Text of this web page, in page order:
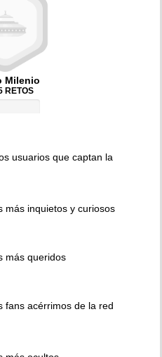
Milenio
RETOS
usuarios que captan la
más inquietos y curiosos
más queridos
fans acérrimos de la red